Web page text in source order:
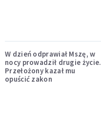
W dzień odprawiał Mszę, w
nocy prowadził drugie życie.
Przełożony kazał mu
opuścić zakon